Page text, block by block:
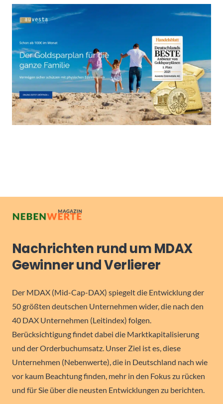
Nachrichten rund um MDAX
Gewinner und Verlierer
Der MDAX (Mid-Cap-DAX) spiegelt die Entwicklung der
50 größten deutschen Unternehmen wider, die nach den
40 DAX Unternehmen (Leitindex) folgen.
Berücksichtigung findet dabei die Marktkapitalisierung
und der Orderbuchumsatz. Unser Ziel ist es, diese
Unternehmen (Nebenwerte), die in Deutschland nach wie
vor kaum Beachtung finden, mehr in den Fokus zu rücken
und für Sie über die neusten Entwicklungen zu berichten.